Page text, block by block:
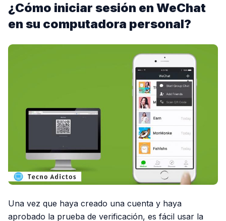
¿Cómo iniciar sesión en WeChat
en su computadora personal?
Una vez que haya creado una cuenta y haya
aprobado la prueba de verificación, es fácil usar la